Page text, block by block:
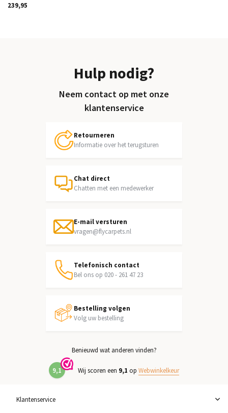
239,95
Hulp nodig?
Neem contact op met onze
klantenservice
Retourneren
Informatie over het terugsturen
Chat direct
Chatten met een medewerker
E-mail versturen
vragen@flycarpets.nl
Telefonisch contact
Bel ons op 020 - 261 47 23
Bestelling volgen
Volg uw bestelling
Benieuwd wat anderen vinden?
9,1 Wij scoren een 9,1 op Webwinkelkeur
Klantenservice